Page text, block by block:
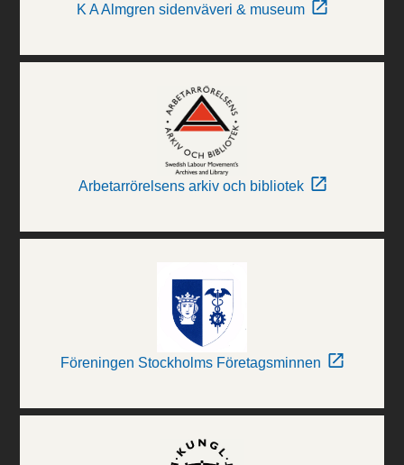
K A Almgren sidenväveri & museum
Arbetarrörelsens arkiv och bibliotek
Föreningen Stockholms Företagsminnen